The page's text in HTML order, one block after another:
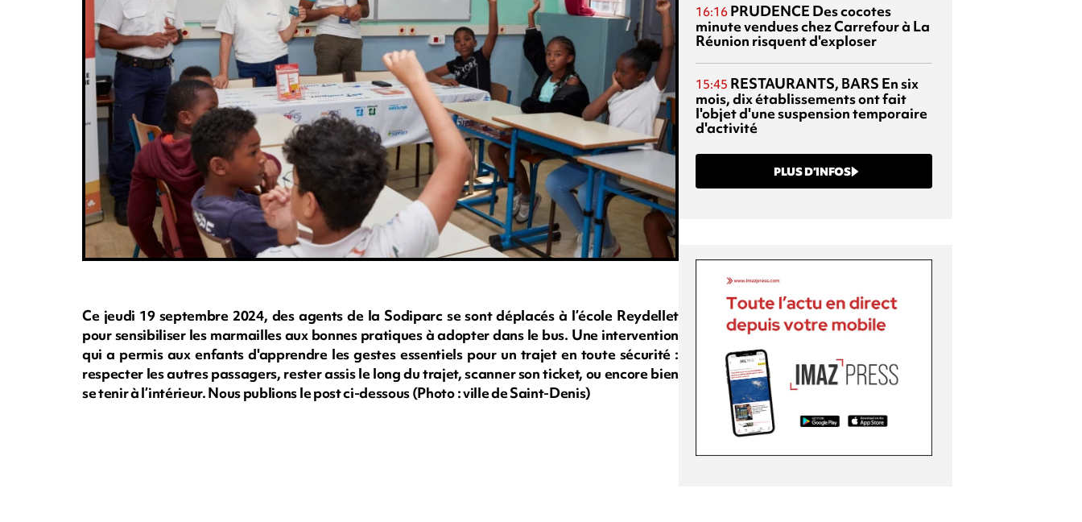
Ce jeudi 19 septembre 2024, des agents de la Sodiparc se sont déplacés à l’école Reydellet
pour sensibiliser les marmailles aux bonnes pratiques à adopter dans le bus. Une intervention
qui a permis aux enfants d'apprendre les gestes essentiels pour un trajet en toute sécurité :
respecter les autres passagers, rester assis le long du trajet, scanner son ticket, ou encore bien
se tenir à l’intérieur. Nous publions le post ci-dessous (Photo : ville de Saint-Denis)
16:16 PRUDENCE Des cocotes
minute vendues chez Carrefour à La
Réunion risquent d'exploser
15:45 RESTAURANTS, BARS En six
mois, dix établissements ont fait
l'objet d'une suspension temporaire
d'activité
PLUS D’INFOS